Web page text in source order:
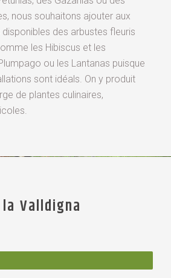
nous souhaitons ajouter aux
des arbustes fleuris
les Hibiscus et les
ou les Lantanas puisque
sont idéals. On y produit
de plantes culinaires,
Valldigna